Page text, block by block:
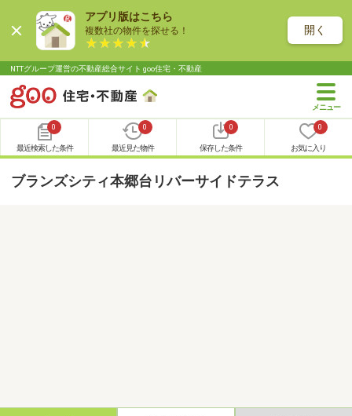
アプリ版はこちら
複数社の物件を探せる！ 開く
NTTグループ運営の不動産総合サイト goo住宅・不動産
0
最近検索した条件
0
最近見た物件
0
保存した条件
0
お気に入り
ブランズシティ本郷台リバーサイドテラス